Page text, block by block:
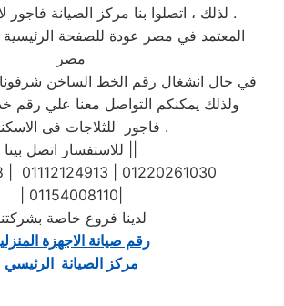
. لذلك ، اتصلوا بنا مركز الصيانة فاجور
المعتمد في مصر عودة للصفحة
مصر
في حال انشغال رقم الخط الساخن شرفونا
ولذلك يمكنكم التواصل معنا علي رقم
فاجور للثلاجات فى الاسكندرية .
| 01112124913 | 01220261030
| 01154008110|
لدينا فروع خاصة
رقم صيانة الاجهزة
مركز الصيانة الرئيسي